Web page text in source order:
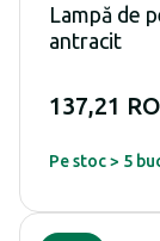
Lampă de
antracit
137,21
Pe stoc > 5